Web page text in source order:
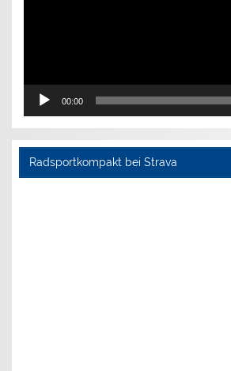
00:00
Radsportkompakt bei Strava